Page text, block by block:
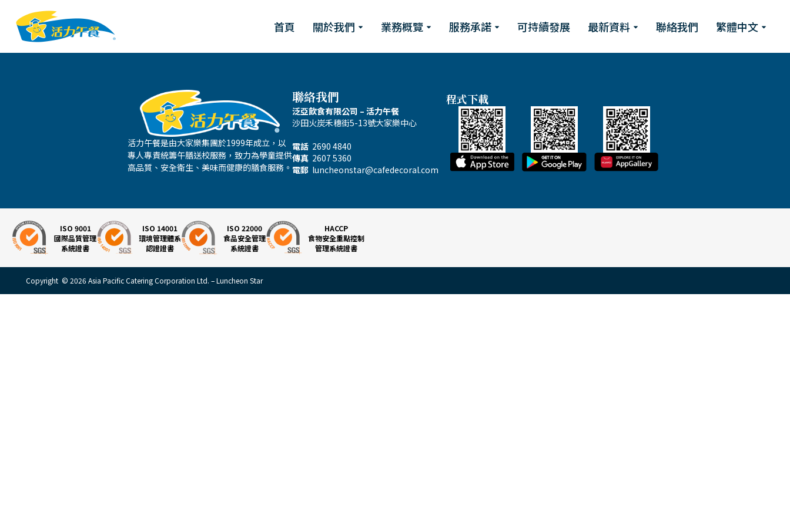
首頁 關於我們 業務概覽 服務承諾 可持續發展 最新資料 聯絡我們 繁體中文
活力午餐是由大家樂集團於1999年成立，以
專人專責統籌午膳送校服務，致力為學童提供
高品質、安全衛生、美味而健康的膳食服務。
聯絡我們
泛亞飲食有限公司 – 活力午餐
沙田火炭禾穗街5-13號大家樂中心
電話 2690 4840
傳真 2607 5360
電郵 luncheonstar@cafedecoral.com
程式下載
ISO 9001
國際品質管理
系統證書
ISO 14001
環境管理體系
認證證書
ISO 22000
食品安全管理
系統證書
HACCP
食物安全重點控制
管理系統證書
Copyright © 2026 Asia Pacific Catering Corporation Ltd. – Luncheon Star